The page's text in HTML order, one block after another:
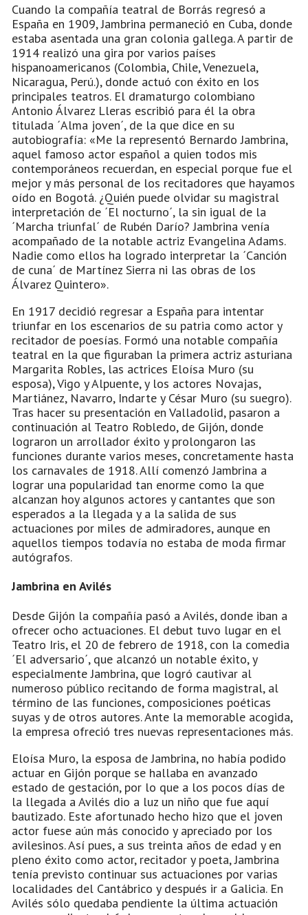
Cuando la compañía teatral de Borrás regresó a
España en 1909, Jambrina permaneció en Cuba, donde
estaba asentada una gran colonia gallega. A partir de
1914 realizó una gira por varios países
hispanoamericanos (Colombia, Chile, Venezuela,
Nicaragua, Perú.), donde actuó con éxito en los
principales teatros. El dramaturgo colombiano
Antonio Álvarez Lleras escribió para él la obra
titulada ´Alma joven´, de la que dice en su
autobiografía: «Me la representó Bernardo Jambrina,
aquel famoso actor español a quien todos mis
contemporáneos recuerdan, en especial porque fue el
mejor y más personal de los recitadores que hayamos
oído en Bogotá. ¿Quién puede olvidar su magistral
interpretación de ´El nocturno´, la sin igual de la
´Marcha triunfal´ de Rubén Darío? Jambrina venía
acompañado de la notable actriz Evangelina Adams.
Nadie como ellos ha logrado interpretar la ´Canción
de cuna´ de Martínez Sierra ni las obras de los
Álvarez Quintero».
En 1917 decidió regresar a España para intentar
triunfar en los escenarios de su patria como actor y
recitador de poesías. Formó una notable compañía
teatral en la que figuraban la primera actriz asturiana
Margarita Robles, las actrices Eloísa Muro (su
esposa), Vigo y Alpuente, y los actores Novajas,
Martiánez, Navarro, Indarte y César Muro (su suegro).
Tras hacer su presentación en Valladolid, pasaron a
continuación al Teatro Robledo, de Gijón, donde
lograron un arrollador éxito y prolongaron las
funciones durante varios meses, concretamente hasta
los carnavales de 1918. Allí comenzó Jambrina a
lograr una popularidad tan enorme como la que
alcanzan hoy algunos actores y cantantes que son
esperados a la llegada y a la salida de sus
actuaciones por miles de admiradores, aunque en
aquellos tiempos todavía no estaba de moda firmar
autógrafos.
Jambrina en Avilés
Desde Gijón la compañía pasó a Avilés, donde iban a
ofrecer ocho actuaciones. El debut tuvo lugar en el
Teatro Iris, el 20 de febrero de 1918, con la comedia
´El adversario´, que alcanzó un notable éxito, y
especialmente Jambrina, que logró cautivar al
numeroso público recitando de forma magistral, al
término de las funciones, composiciones poéticas
suyas y de otros autores. Ante la memorable acogida,
la empresa ofreció tres nuevas representaciones más.
Eloísa Muro, la esposa de Jambrina, no había podido
actuar en Gijón porque se hallaba en avanzado
estado de gestación, por lo que a los pocos días de
la llegada a Avilés dio a luz un niño que fue aquí
bautizado. Este afortunado hecho hizo que el joven
actor fuese aún más conocido y apreciado por los
avilesinos. Así pues, a sus treinta años de edad y en
pleno éxito como actor, recitador y poeta, Jambrina
tenía previsto continuar sus actuaciones por varias
localidades del Cantábrico y después ir a Galicia. En
Avilés sólo quedaba pendiente la última actuación